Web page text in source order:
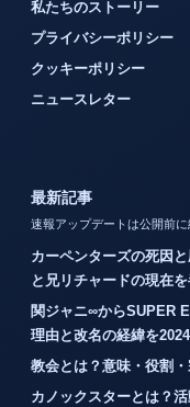
私たちのストーリー
プライバシーポリシー
クッキーポリシー
ニュースレター
最新記事
速報アップデートは公開前に
カーペンターズの死因
と兄リチャードの現在
関ジャニ∞からSUPER
理由と改名の経緯を
教会とは？意味・役割
カノックスターとは？